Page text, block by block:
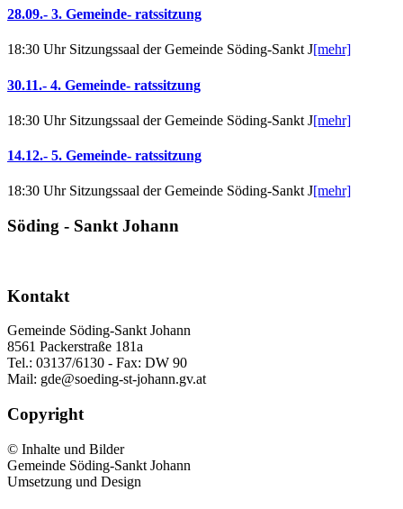
28.09.- 3. Gemeinde- ratssitzung
18:30 Uhr Sitzungssaal der Gemeinde Söding-Sankt J[mehr]
30.11.- 4. Gemeinde- ratssitzung
18:30 Uhr Sitzungssaal der Gemeinde Söding-Sankt J[mehr]
14.12.- 5. Gemeinde- ratssitzung
18:30 Uhr Sitzungssaal der Gemeinde Söding-Sankt J[mehr]
Söding - Sankt Johann
Kontakt
Gemeinde Söding-Sankt Johann
8561 Packerstraße 181a
Tel.: 03137/6130 - Fax: DW 90
Mail: gde@soeding-st-johann.gv.at
Copyright
© Inhalte und Bilder
Gemeinde Söding-Sankt Johann
Umsetzung und Design